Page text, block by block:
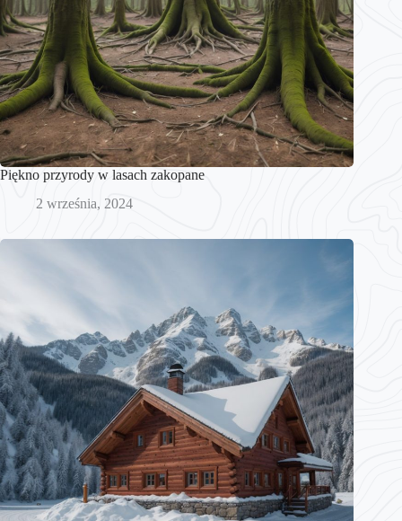
Piękno przyrody w lasach zakopane
2 września, 2024